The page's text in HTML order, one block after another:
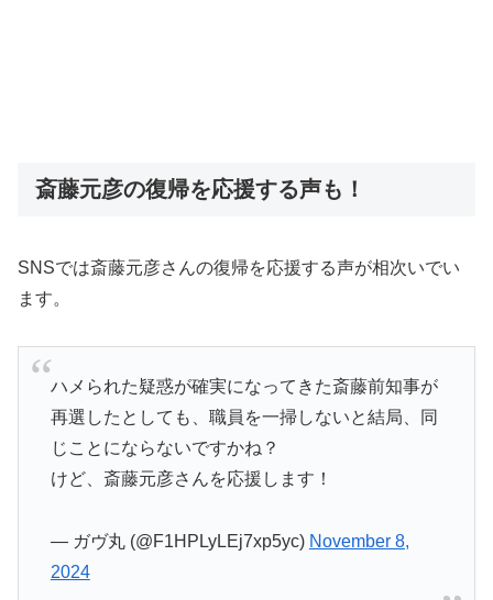
斎藤元彦の復帰を応援する声も！
SNSでは斎藤元彦さんの復帰を応援する声が相次いでい
ます。
ハメられた疑惑が確実になってきた斎藤前知事が
再選したとしても、職員を一掃しないと結局、同
じことにならないですかね？
けど、斎藤元彦さんを応援します！
— ガヴ丸 (@F1HPLyLEj7xp5yc) November 8,
2024